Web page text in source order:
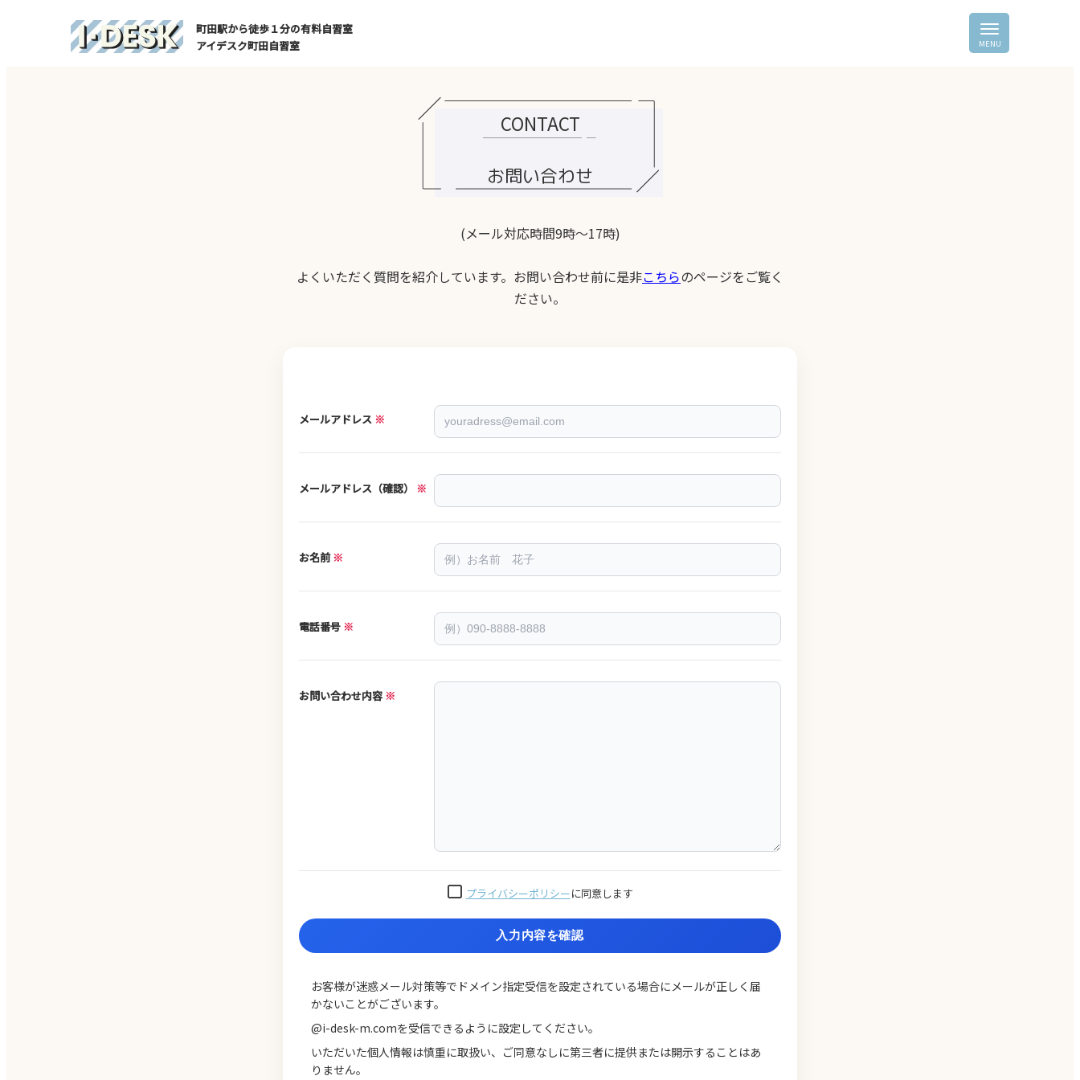
町田駅から徒歩１分の有料自習室
アイデスク町田自習室
CONTACT
お問い合わせ
(メール対応時間9時〜17時)
よくいただく質問を紹介しています。お問い合わせ前に是非こちらのページをご覧く
ださい。
メールアドレス
メールアドレス（確認）
お名前
電話番号
お問い合わせ内容
プライバシーポリシーに同意します
入力内容を確認
お客様が迷惑メール対策等でドメイン指定受信を設定されている場合にメールが正しく届
かないことがございます。
@i-desk-m.comを受信できるように設定してください。
いただいた個人情報は慎重に取扱い、ご同意なしに第三者に提供または開示することはあ
りません。